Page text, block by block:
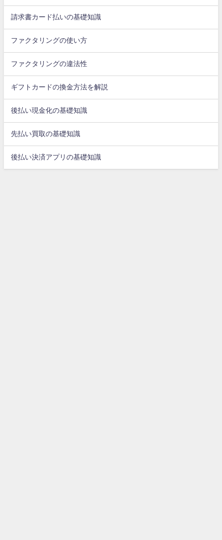
請求書カード払いの基礎知識
ファクタリングの使い方
ファクタリングの違法性
ギフトカードの換金方法を解説
後払い現金化の基礎知識
先払い買取の基礎知識
後払い決済アプリの基礎知識